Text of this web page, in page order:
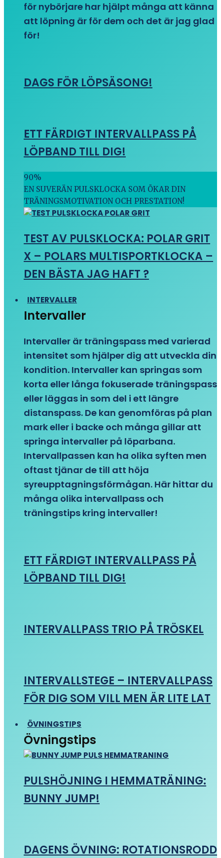
för nybörjare har hjälpt många att känna
att löpning är för dem och det är jag glad
för!
DAGS FÖR LÖPSÄSONG!
ETT FÄRDIGT INTERVALLPASS PÅ
LÖPBAND TILL DIG!
90%
EN SUVERÄN PULSKLOCKA SOM ÖKAR DIN
TRÄNINGSMOTIVATION OCH PRESTATION!
TEST AV PULSKLOCKA: POLAR GRIT
X – POLARS MULTISPORTKLOCKA –
DEN BÄSTA JAG HAFT ?
INTERVALLER
Intervaller
Intervaller är träningspass med varierad
intensitet som hjälper dig att utveckla din
kondition. Intervaller kan springas som
korta eller långa fokuserade träningspass
eller läggas in som del i ett längre
distanspass. De kan genomföras på plan
mark eller i backe och många gillar att
springa intervaller på löparbana.
Intervallpassen kan ha olika syften men
oftast tjänar de till att höja
syreupptagningsförmågan. Här hittar du
många olika intervallpass och
träningstips kring intervaller!
ETT FÄRDIGT INTERVALLPASS PÅ
LÖPBAND TILL DIG!
INTERVALLPASS TRIO PÅ TRÖSKEL
INTERVALLSTEGE – INTERVALLPASS
FÖR DIG SOM VILL MEN ÄR LITE LAT
ÖVNINGSTIPS
Övningstips
PULSHÖJNING I HEMMATRÄNING:
BUNNY JUMP!
DAGENS ÖVNING: ROTATIONSRODD